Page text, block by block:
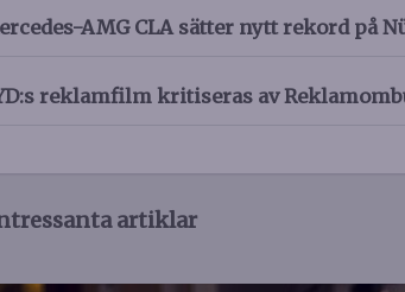
AMG CLA sätter nytt rekord på
reklamfilm kritiseras av
artiklar